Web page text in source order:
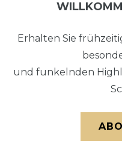
Erhalten Sie
und funkelnden